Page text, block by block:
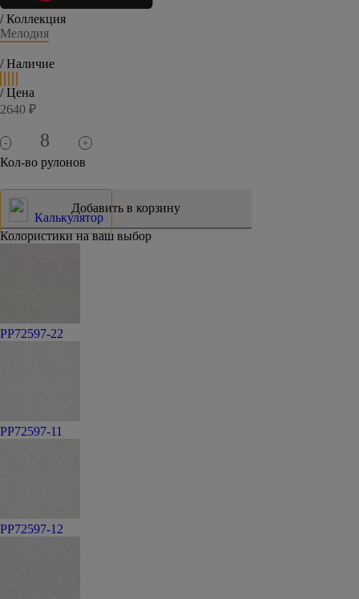
/ Коллекция
Мелодия
/ Наличие
/ Цена
2640 ₽
- +
Кол-во рулонов
Калькулятор
Колористики на ваш выбор
PP72597-22
PP72597-11
PP72597-12